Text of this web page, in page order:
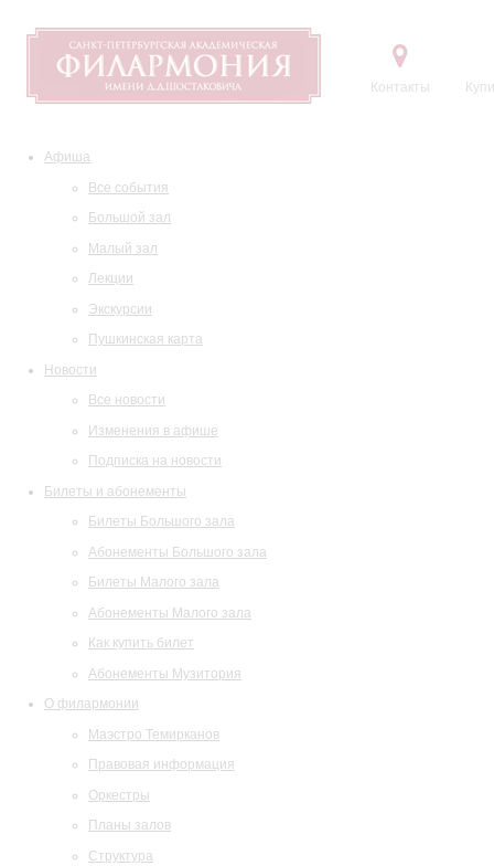
Контакты
Афиша
Все события
Большой зал
Малый зал
Лекции
Экскурсии
Пушкинская карта
Новости
Все новости
Изменения в афише
Подписка на новости
Билеты и абонементы
Билеты Большого зала
Абонементы Большого зала
Билеты Малого зала
Абонементы Малого зала
Как купить билет
Абонементы Музитория
О филармонии
Маэстро Темирканов
Правовая информация
Оркестры
Планы залов
Структура